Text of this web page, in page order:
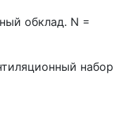
обклад. N =
набор